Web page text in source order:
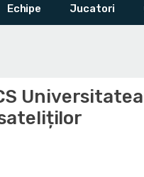
Echipe Jucatori